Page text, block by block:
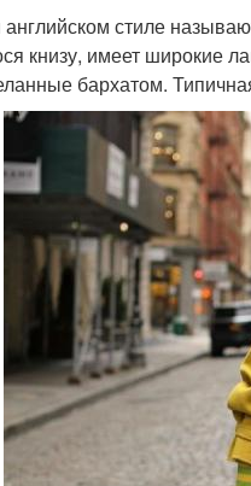
стиле
книзу, имеет широкие
бархатом.